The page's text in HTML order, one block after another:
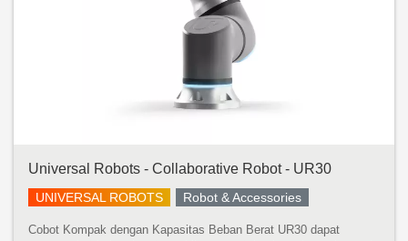
Universal Robots - Collaborative Robot - UR30
UNIVERSAL ROBOTS Robot & Accessories
Cobot Kompak dengan Kapasitas Beban Berat UR30 dapat